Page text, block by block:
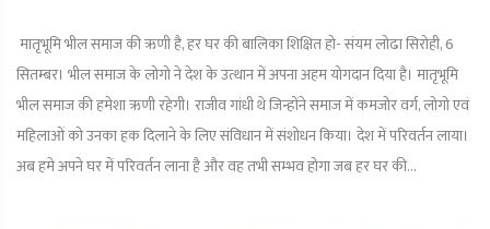
मातृभूमि भील समाज की ऋणी है, हर घर की बालिका शिक्षित हो- संयम लोढा सिरोही, 6
सितम्बर। भील समाज के लोगो ने देश के उत्थान में अपना अहम योगदान दिया है। मातृभूमि
भील समाज की हमेशा ऋणी रहेगी। राजीव गांधी थे जिन्होंने समाज में कमजोर वर्ग, लोगो एवं
महिलाओं को उनका हक दिलाने के लिए संविधान में संशोधन किया। देश में परिवर्तन लाया।
अब हमे अपने घर में परिवर्तन लाना है और वह तभी सम्भव होगा जब हर घर की...